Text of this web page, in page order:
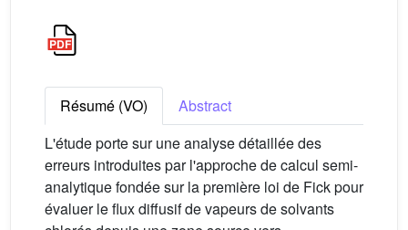
Résumé (VO)
Abstract
L'étude porte sur une analyse détaillée des
erreurs introduites par l'approche de calcul semi-
analytique fondée sur la première loi de Fick pour
évaluer le flux diffusif de vapeurs de solvants